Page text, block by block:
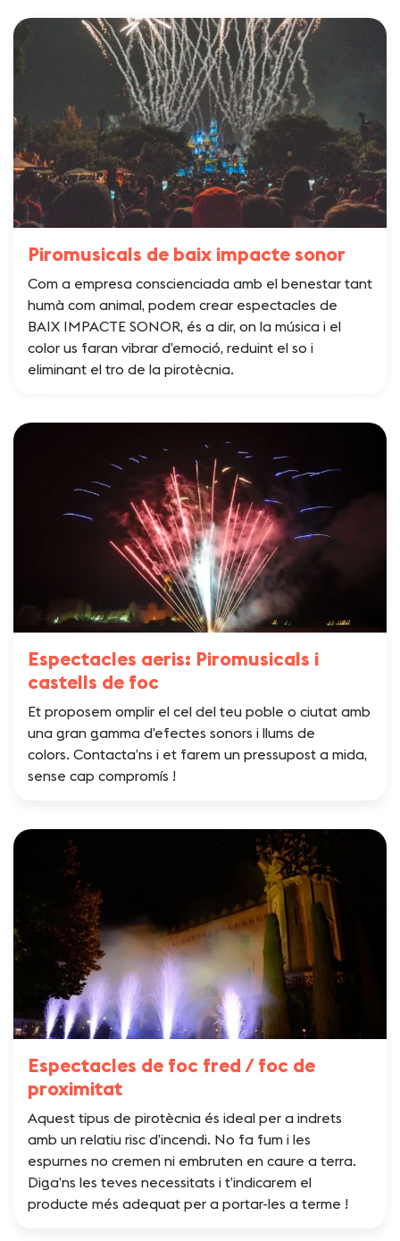
Piromusicals de baix impacte sonor
Com a empresa conscienciada amb el benestar tant
humà com animal, podem crear espectacles de
BAIX IMPACTE SONOR, és a dir, on la música i el
color us faran vibrar d’emoció, reduint el so i
eliminant el tro de la pirotècnia.
Espectacles aeris: Piromusicals i
castells de foc
Et proposem omplir el cel del teu poble o ciutat amb
una gran gamma d’efectes sonors i llums de
colors. Contacta’ns i et farem un pressupost a mida,
sense cap compromís !
Espectacles de foc fred / foc de
proximitat
Aquest tipus de pirotècnia és ideal per a indrets
amb un relatiu risc d’incendi. No fa fum i les
espurnes no cremen ni embruten en caure a terra.
Diga’ns les teves necessitats i t’indicarem el
producte més adequat per a portar-les a terme !